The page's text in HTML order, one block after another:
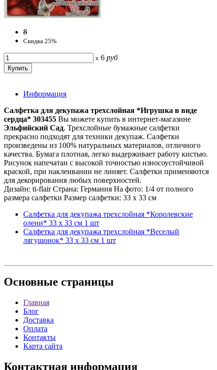
8
Скидка 25%
x 6 руб
Информация
Салфетка для декупажа трехслойная *Игрушка в виде
сердца* 303455 Вы можете купить в интернет-магазине
Эльфийский Сад. Трехслойные бумажные салфетки
прекрасно подходят для техники декупаж. Салфетки
произведены из 100% натуральных материалов, отличного
качества. Бумага плотная, легко выдерживает работу кистью.
Рисунок напечатан с высокой точностью износоустойчивой
краской, при наклеивании не линяет. Салфетки применяются
для декорирования любых поверхностей.
Дизайн: ti-flair Страна: Германия На фото: 1/4 от полного
размера салфетки Размер салфетки: 33 х 33 см
Салфетка для декупажа трехслойная *Королевские
олени* 33 х 33 см 1 шт
Салфетка для декупажа трехслойная *Веселый
лягушонок* 33 х 33 см 1 шт
Основные страницы
Главная
Блог
Доставка
Оплата
Контакты
Карта сайта
Контактная информация